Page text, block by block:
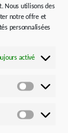
Nous utilisons des
notre offre et
personnalisées
activé
module de
les
vers